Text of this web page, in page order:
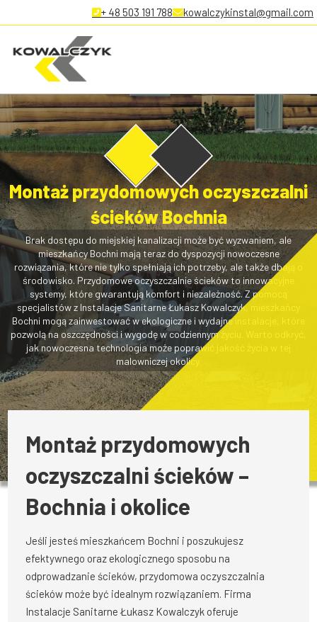
+ 48 503 191 788 kowalczykinstal@gmail.com
Montaż przydomowych oczyszczalni
ścieków Bochnia
Brak dostępu do miejskiej kanalizacji może być wyzwaniem, ale
mieszkańcy Bochni mają teraz do dyspozycji nowoczesne
rozwiązania, które nie tylko spełniają ich potrzeby, ale także dbają o
środowisko. Przydomowe oczyszczalnie ścieków to innowacyjne
systemy, które gwarantują komfort i niezależność. Z pomocą
specjalistów z Instalacje Sanitarne Łukasz Kowalczyk, mieszkańcy
Bochni mogą zainwestować w ekologiczne i wydajne instalacje, które
pozwolą na oszczędności i wygodę w codziennym życiu. Warto odkryć,
jak nowoczesna technologia może poprawić jakość życia w tej
malowniczej okolicy.
Montaż przydomowych
oczyszczalni ścieków –
Bochnia i okolice
Jeśli jesteś mieszkańcem Bochni i poszukujesz
efektywnego oraz ekologicznego sposobu na
odprowadzanie ścieków, przydomowa oczyszczalnia
ścieków może być idealnym rozwiązaniem. Firma
Instalacje Sanitarne Łukasz Kowalczyk oferuje